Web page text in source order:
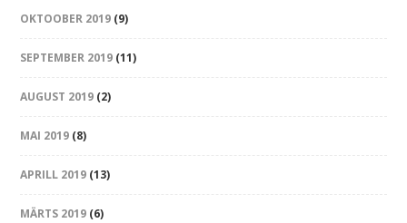
OKTOOBER 2019 (9)
SEPTEMBER 2019 (11)
AUGUST 2019 (2)
MAI 2019 (8)
APRILL 2019 (13)
MÄRTS 2019 (6)